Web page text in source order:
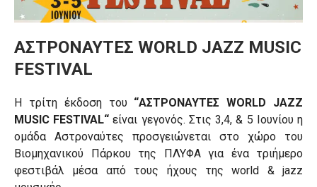
ΑΣΤΡΟΝΑΥΤΕΣ WORLD JAZZ MUSIC
FESTIVAL
H τρίτη έκδοση του “ΑΣΤΡΟΝΑΥΤΕΣWORLD
JAZZ
MUSIC FESTIVAL“ είναι γεγονός. Στις 3,4, & 5 Ιουνίου η
ομάδα Αστροναύτες προσγειώνεται στο χώρο του
Βιομηχανικού Πάρκου της ΠΛΥΦΑ για ένα τριήμερο
φεστιβάλ μέσα από τους ήχους της world & jazz